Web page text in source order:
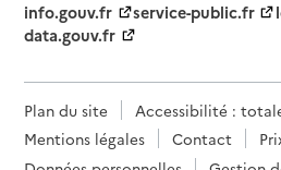
info.gouv.fr
service-public.fr
data.gouv.fr
Plan du site
Accessibilité :
Mentions légales
Contact